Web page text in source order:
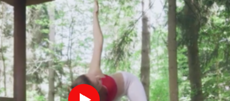
volo dell'anima
pace interiore
sogni mattutini
freschezza della foresta